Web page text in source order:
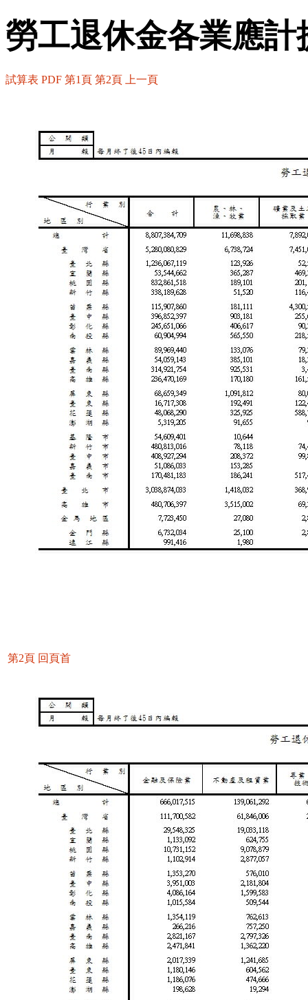
勞工退休金各業應
試算表 PDF 第1頁 第2頁 上一頁
第2頁 回頁首